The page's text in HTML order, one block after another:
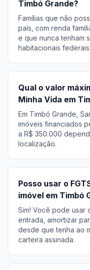
Timbó Grande?
Famílias que não
país, com renda
e que nunca tenham
habitacionais federais.
Qual o valor
Minha Vida em
Em Timbó Grande,
imóveis financiados
a R$ 350.000
localização.
Posso usar o
imóvel em Timbó
Sim! Você pode usar
entrada, amortizar
desde que tenha ao
carteira assinada.